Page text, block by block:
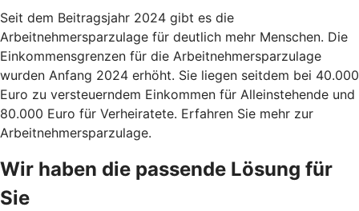
Seit dem Beitragsjahr 2024 gibt es die
Arbeitnehmersparzulage für deutlich mehr Menschen. Die
Einkommensgrenzen für die Arbeitnehmersparzulage
wurden Anfang 2024 erhöht. Sie liegen seitdem bei 40.000
Euro zu versteuerndem Einkommen für Alleinstehende und
80.000 Euro für Verheiratete. Erfahren Sie mehr zur
Arbeitnehmersparzulage.
Wir haben die passende Lösung für
Sie